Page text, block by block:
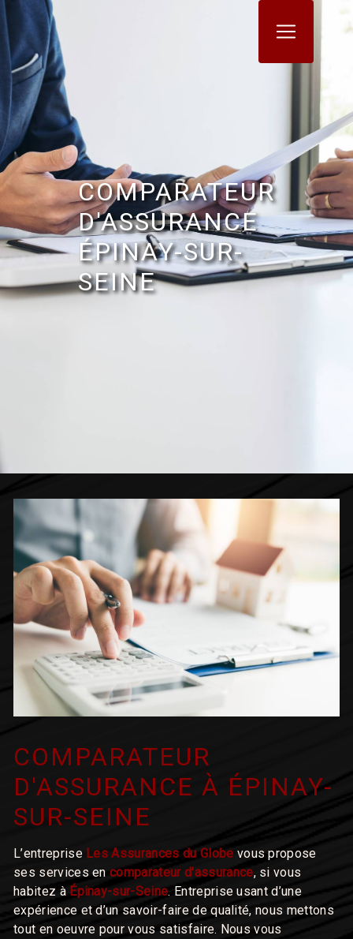
COMPARATEUR
D'ASSURANCE
ÉPINAY-SUR-
SEINE
COMPARATEUR
D'ASSURANCE À ÉPINAY-
SUR-SEINE
L’entreprise Les Assurances du Globe vous propose
ses services encomparateur d'assurance, si vous
habitez à Épinay-sur-Seine. Entreprise usant d’une
expérience et d’un savoir-faire de qualité, nous mettons
tout en oeuvre pour vous satisfaire. Nous vous
Panneau de gestion des cookies